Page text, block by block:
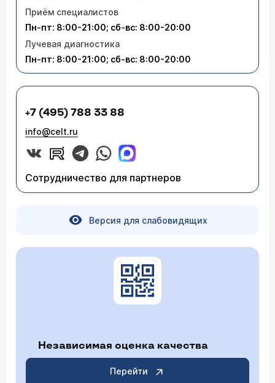
Приём специалистов
Пн-пт: 8:00-21:00; сб-вс: 8:00-20:00
Лучевая диагностика
Пн-пт: 8:00-21:00; сб-вс: 8:00-20:00
+7 (495) 788 33 88
info@celt.ru
Сотрудничество для партнеров
Версия для слабовидящих
Независимая оценка качества
Перейти